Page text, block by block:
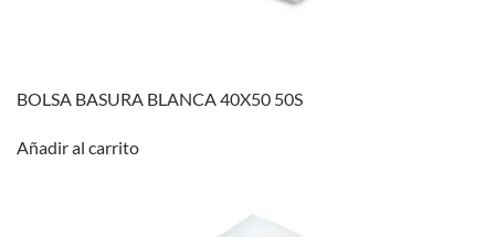
BOLSA BASURA BLANCA 40X50 50S
Añadir al carrito